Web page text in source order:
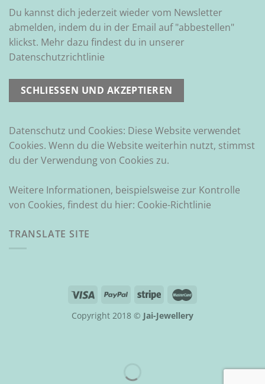
Du kannst dich jederzeit wieder vom Newsletter
abmelden, indem du in der Email auf "abbestellen"
klickst. Mehr dazu findest du in unserer
Datenschutzrichtlinie
Datenschutz und Cookies: Diese Website verwendet
Cookies. Wenn du die Website weiterhin nutzt, stimmst
du der Verwendung von Cookies zu.
Weitere Informationen, beispielsweise zur Kontrolle
von Cookies, findest du hier: Cookie-Richtlinie
TRANSLATE SITE
Copyright 2018 © Jai-Jewellery